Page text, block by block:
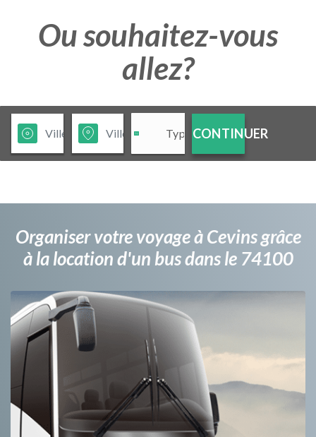
Ou souhaitez-vous
allez?
CONTINUER
Organiser votre voyage à Cevins grâce
à la location d'un bus dans le 74100